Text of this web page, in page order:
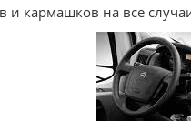
и кармашков на все